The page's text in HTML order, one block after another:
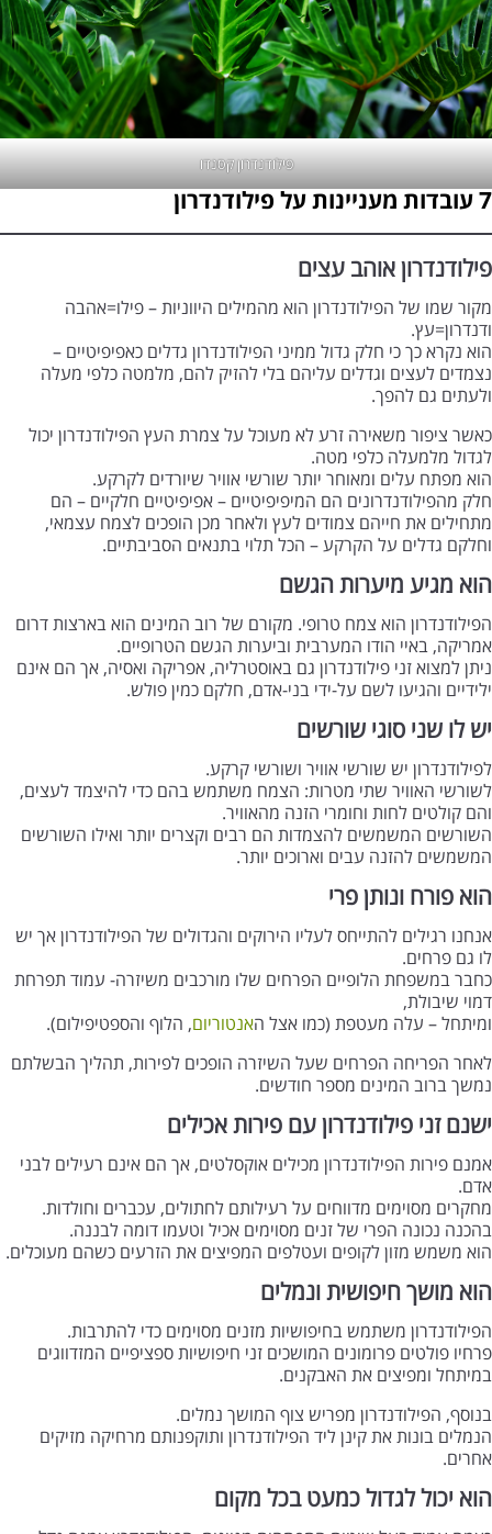
פילודנדרון קסנדו
7 עובדות מעניינות על פילודנדרון
פילודנדרון אוהב עצים
מקור שמו של הפילודנדרון הוא מהמילים היווניות – פילו=אהבה
ודנדרון=עץ.
הוא נקרא כך כי חלק גדול ממיני הפילודנדרון גדלים כאפיפיטיים –
נצמדים לעצים וגדלים עליהם בלי להזיק להם, מלמטה כלפי מעלה
ולעתים גם להפך.
כאשר ציפור משאירה זרע לא מעוכל על צמרת העץ הפילודנדרון יכול
לגדול מלמעלה כלפי מטה.
הוא מפתח עלים ומאוחר יותר שורשי אוויר שיורדים לקרקע.
חלק מהפילודנדרונים הם המיפיפיטיים – אפיפיטיים חלקיים – הם
מתחילים את חייהם צמודים לעץ ולאחר מכן הופכים לצמח עצמאי,
וחלקם גדלים על הקרקע – הכל תלוי בתנאים הסביבתיים.
הוא מגיע מיערות הגשם
הפילודנדרון הוא צמח טרופי. מקורם של רוב המינים הוא בארצות דרום
אמריקה, באיי הודו המערבית וביערות הגשם הטרופיים.
ניתן למצוא זני פילודנדרון גם באוסטרליה, אפריקה ואסיה, אך הם אינם
ילידיים והגיעו לשם על-ידי בני-אדם, חלקם כמין פולש.
יש לו שני סוגי שורשים
לפילודנדרון יש שורשי אוויר ושורשי קרקע.
לשורשי האוויר שתי מטרות: הצמח משתמש בהם כדי להיצמד לעצים,
והם קולטים לחות וחומרי הזנה מהאוויר.
השורשים המשמשים להצמדות הם רבים וקצרים יותר ואילו השורשים
המשמשים להזנה עבים וארוכים יותר.
הוא פורח ונותן פרי
אנחנו רגילים להתייחס לעליו הירוקים והגדולים של הפילודנדרון אך יש
לו גם פרחים.
כחבר במשפחת הלופיים הפרחים שלו מורכבים משיזרה- עמוד תפרחת
דמוי שיבולת,
ומיתחל – עלה מעטפת (כמו אצל האנטוריום, הלוף והספטיפילום).
לאחר הפריחה הפרחים שעל השיזרה הופכים לפירות, תהליך הבשלתם
נמשך ברוב המינים מספר חודשים.
ישנם זני פילודנדרון עם פירות אכילים
אמנם פירות הפילודנדרון מכילים אוקסלטים, אך הם אינם רעילים לבני
אדם.
מחקרים מסוימים מדווחים על רעילותם לחתולים, עכברים וחולדות.
בהכנה נכונה הפרי של זנים מסוימים אכיל וטעמו דומה לבננה.
הוא משמש מזון לקופים ועטלפים המפיצים את הזרעים כשהם מעוכלים.
הוא מושך חיפושית ונמלים
הפילודנדרון משתמש בחיפושיות מזנים מסוימים כדי להתרבות.
פרחיו פולטים פרומונים המושכים זני חיפושיות ספציפיים המזדווגים
במיתחל ומפיצים את האבקנים.
בנוסף, הפילודנדרון מפריש צוף המושך נמלים.
הנמלים בונות את קינן ליד הפילודנדרון ותוקפנותם מרחיקה מזיקים
אחרים.
הוא יכול לגדול כמעט בכל מקום